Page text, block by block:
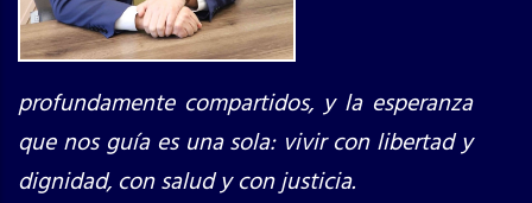
profundamente compartidos, y la esperanza
que nos guía es una sola: vivir con libertad y
dignidad, con salud y con justicia.